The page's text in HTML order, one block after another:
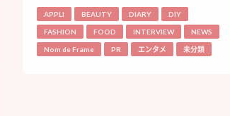
APPLI BEAUTY DIARY DIY
FASHION FOOD INTERVIEW NEWS
Nom de Frame PR エンタメ 未分類